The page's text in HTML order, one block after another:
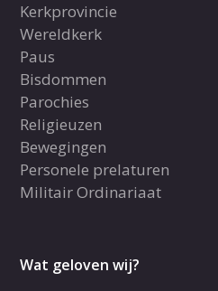
Kerkprovincie
Wereldkerk
Paus
Bisdommen
Parochies
Religieuzen
Bewegingen
Personele prelaturen
Militair Ordinariaat
Wat geloven wij?